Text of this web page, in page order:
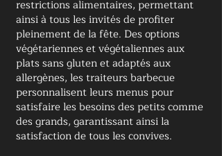
restrictions alimentaires, permettant
ainsi à tous les invités de profiter
pleinement de la fête. Des options
végétariennes et végétaliennes aux
plats sans gluten et adaptés aux
allergènes, les traiteurs barbecue
personnalisent leurs menus pour
satisfaire les besoins des petits comme
des grands, garantissant ainsi la
satisfaction de tous les convives.